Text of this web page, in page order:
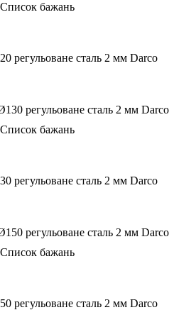
Список бажань
регульоване сталь 2 мм Darco
Список бажань
регульоване сталь 2 мм Darco
Список бажань
регульоване сталь 2 мм Darco